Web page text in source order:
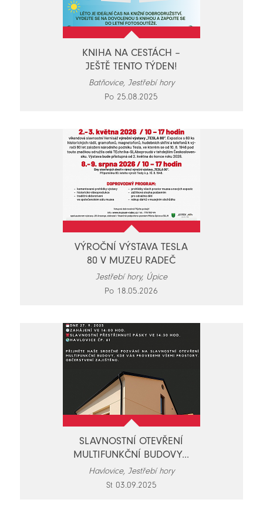
KNIHA NA CESTÁCH –
JEŠTĚ TENTO TÝDEN!
Batňovice, Jestřebí hory
Po 25.08.2025
VÝROČNÍ VÝSTAVA TESLA
80 V MUZEU RADEČ
Jestřebí hory, Úpice
Po 18.05.2026
SLAVNOSTNÍ OTEVŘENÍ
MULTIFUNKČNÍ BUDOVY...
Havlovice, Jestřebí hory
St 03.09.2025